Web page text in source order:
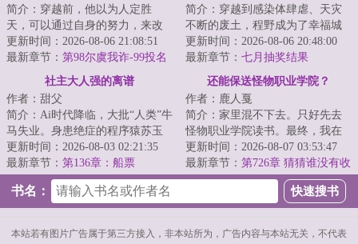
简介：穿越前，他以为人定胜
天，可以通过自身的努力，来改
变环境和阶层。穿越后才知道，
有些东西天生自带...
更新时间：2026-08-06 21:08:51
最新章节： 第98尔虞我诈-99投名
状（四更一万二求月票）
简介：穿越到感染体肆虐、天灾
不断的废土，程野成为了幸福城
的边境检查官。每一个想要加入
幸福城的幸存者...
更新时间：2026-08-06 20:48:00
最新章节： 七月抽奖结果
社主大人强的离谱
作者：甜父
简介：Ai时代降临，大批“人类”牛
马失业。身患绝症的程序猿苏玉
阳，成为失业大军中的一员，好
在他拥有一...
更新时间：2026-08-03 02:21:35
最新章节： 第136章：船票
还能保送怪物职业学院？
作者：鹿人戛
简介：家里混不下去。只好先去
怪物职业学院读书。最终，我在
大家一声声天才的称赞中迷失了
自己，走上了不...
更新时间：2026-08-07 03:53:47
最新章节： 第726章 猜猜谁没有收
到邀请
书名：
本站若有图片广告属于第三方接入，非本站所为，广告内容与本站无关，不代表